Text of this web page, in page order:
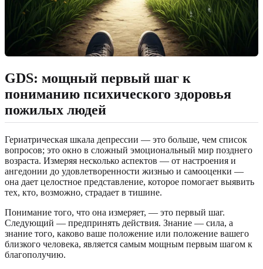
GDS: мощный первый шаг к
пониманию психического здоровья
пожилых людей
Гериатрическая шкала депрессии — это больше, чем список
вопросов; это окно в сложный эмоциональный мир позднего
возраста. Измеряя несколько аспектов — от настроения и
ангедонии до удовлетворенности жизнью и самооценки —
она дает целостное представление, которое помогает выявить
тех, кто, возможно, страдает в тишине.
Понимание того, что она измеряет, — это первый шаг.
Следующий — предпринять действия. Знание — сила, а
знание того, каково ваше положение или положение вашего
близкого человека, является самым мощным первым шагом к
благополучию.